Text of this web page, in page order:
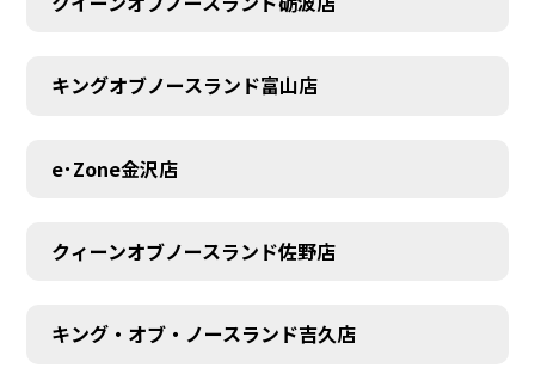
キングオブノースランド富山店
e･Zone金沢店
クィーンオブノースランド佐野店
キング・オブ・ノースランド吉久店